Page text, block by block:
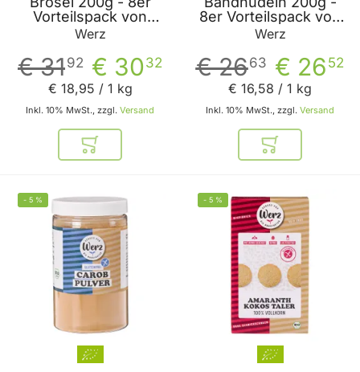
Vorteilspack von
Werz
Werz
€ 3032
€ 3192
Inkl. 10% MwSt., zzgl. Versand
€ 18,95 / 1 kg
In den Warenkorb
8er Vorteilspack von
Werz
Werz
€ 26 52
€ 2663
Inkl. 10% MwSt., zzgl. Versand
€ 16,58 / 1 kg
In den
- 5 % - 5 %